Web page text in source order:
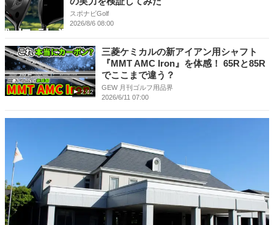
スポナビGolf
2026/8/6 08:00
2:42
三菱ケミカルの新アイアン用シャフト
『MMT AMC Iron』を体感！ 65Rと85R
でここまで違う？
GEW 月刊ゴルフ用品界
2026/6/11 07:00